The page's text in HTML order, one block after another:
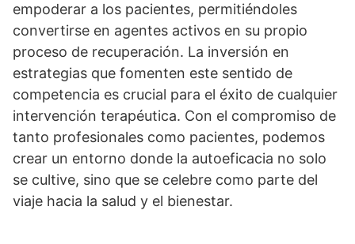
empoderar a los pacientes, permitiéndoles
convertirse en agentes activos en su propio
proceso de recuperación. La inversión en
estrategias que fomenten este sentido de
competencia es crucial para el éxito de cualquier
intervención terapéutica. Con el compromiso de
tanto profesionales como pacientes, podemos
crear un entorno donde la autoeficacia no solo
se cultive, sino que se celebre como parte del
viaje hacia la salud y el bienestar.